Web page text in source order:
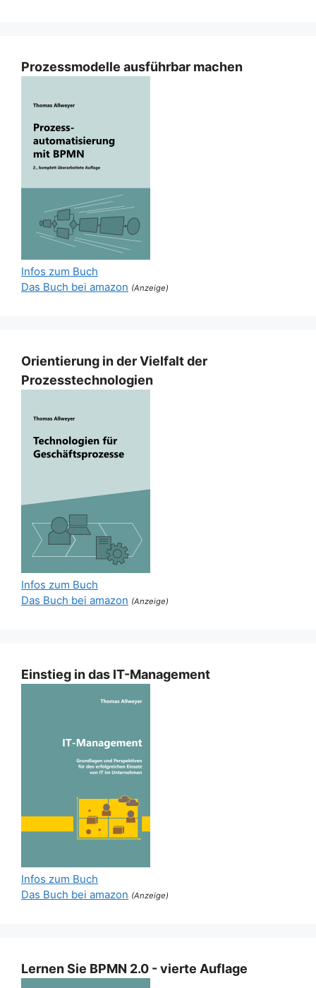
Prozessmodelle ausführbar machen
Infos zum Buch
Das Buch bei amazon (Anzeige)
Orientierung in der Vielfalt der
Prozesstechnologien
Infos zum Buch
Das Buch bei amazon (Anzeige)
Einstieg in das IT-Management
Infos zum Buch
Das Buch bei amazon (Anzeige)
Lernen Sie BPMN 2.0 - vierte Auflage